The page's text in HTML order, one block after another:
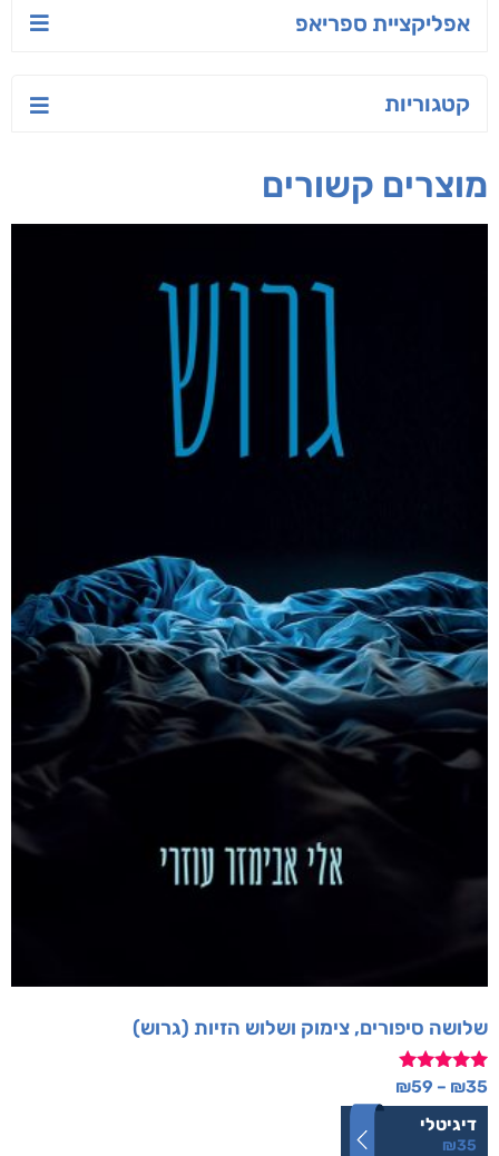
אפליקציית ספריאפ
קטגוריות
מוצרים קשורים
שלושה סיפורים, צימוק ושלוש הזיות (גרוש)
דורג
מתוך 5
₪35
–
₪59
דיגיטלי
₪35